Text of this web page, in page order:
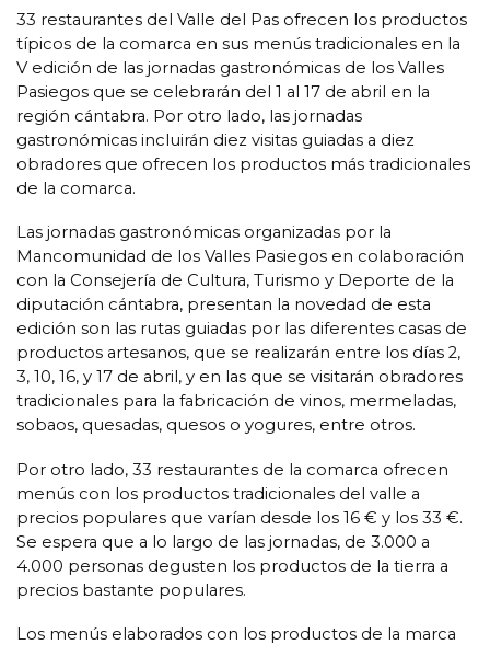
33 restaurantes del Valle del Pas ofrecen los productos
típicos de la comarca en sus menús tradicionales en la
V edición de las jornadas gastronómicas de los Valles
Pasiegos que se celebrarán del 1 al 17 de abril en la
región cántabra. Por otro lado, las jornadas
gastronómicas incluirán diez visitas guiadas a diez
obradores que ofrecen los productos más tradicionales
de la comarca.
Las jornadas gastronómicas organizadas por la
Mancomunidad de los Valles Pasiegos en colaboración
con la Consejería de Cultura, Turismo y Deporte de la
diputación cántabra, presentan la novedad de esta
edición son las rutas guiadas por las diferentes casas de
productos artesanos, que se realizarán entre los días 2,
3, 10, 16, y 17 de abril, y en las que se visitarán obradores
tradicionales para la fabricación de vinos, mermeladas,
sobaos, quesadas, quesos o yogures, entre otros.
Por otro lado, 33 restaurantes de la comarca ofrecen
menús con los productos tradicionales del valle a
precios populares que varían desde los 16 € y los 33 €.
Se espera que a lo largo de las jornadas, de 3.000 a
4.000 personas degusten los productos de la tierra a
precios bastante populares.
Los menús elaborados con los productos de la marca